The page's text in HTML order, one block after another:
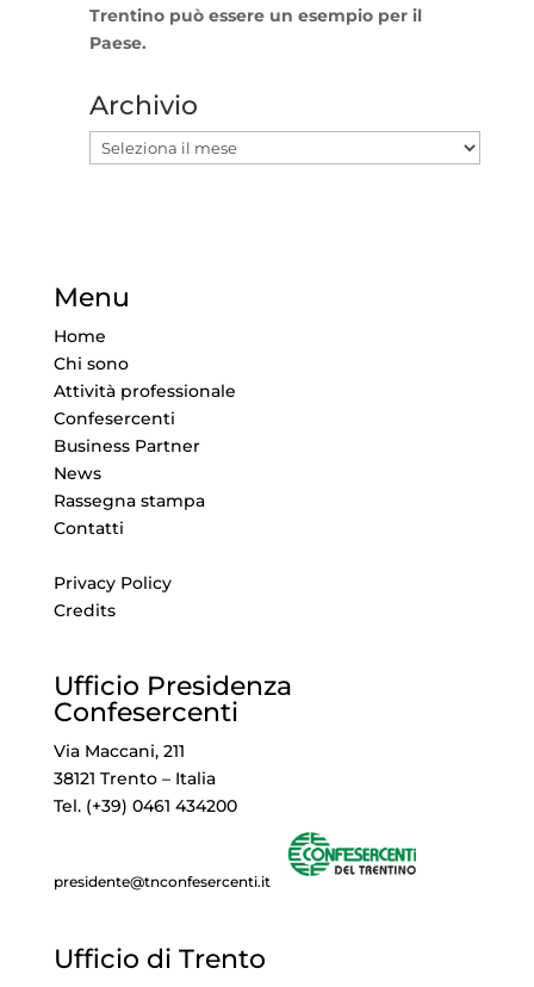
Trentino può essere un esempio per il
Paese.
Archivio
Archivio
Menu
Home
Chi sono
Attività professionale
Confesercenti
Business Partner
News
Rassegna stampa
Contatti
Privacy Policy
Credits
Ufficio Presidenza
Confesercenti
Via Maccani, 211
38121 Trento – Italia
Tel. (+39) 0461 434200
presidente@tnconfesercenti.it
Ufficio di Trento